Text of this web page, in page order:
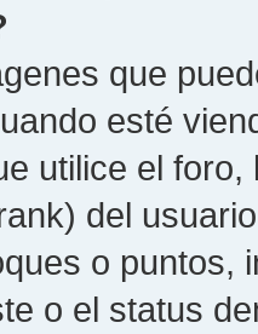
que
esté
utilice el
del
o puntos,
o el status